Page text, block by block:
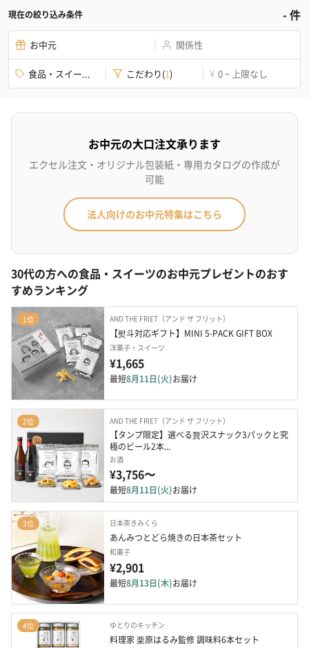
現在の絞り込み条件 -件
お中元 関係性
食品・スイー... こだわり(1) ¥ 0 ~ 上限なし
お中元の大口注文承ります
エクセル注文・オリジナル包装紙・専用カタログの作成が
可能
法人向けのお中元特集はこちら
30代の方への食品・スイーツのお中元プレゼントのおす
すめランキング
1位 AND THE FRIET（アンド ザ フリット）
【熨斗対応ギフト】MINI 5-PACK GIFT BOX
洋菓子・スイーツ
¥1,665
最短8月11日(火)お届け
2位 AND THE FRIET（アンド ザ フリット）
【タンプ限定】選べる贅沢スナック3パックと究
極のビール2本...
お酒
¥3,756〜
最短8月11日(火)お届け
3位 日本茶きみくら
あんみつとどら焼きの日本茶セット
和菓子
¥2,901
最短8月13日(木)お届け
4位 ゆとりのキッチン
料理家 栗原はるみ監修 調味料6本セット